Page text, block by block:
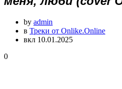
by admin
в Треки от Onlike.Online
вкл 10.01.2025
0